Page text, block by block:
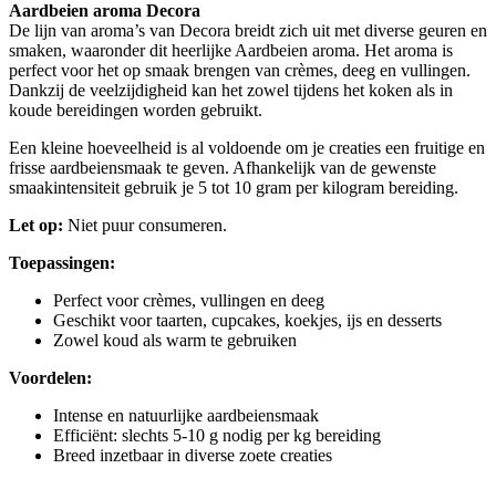
Aardbeien aroma Decora
De lijn van aroma’s van Decora breidt zich uit met diverse geuren en
smaken, waaronder dit heerlijke Aardbeien aroma. Het aroma is
perfect voor het op smaak brengen van crèmes, deeg en vullingen.
Dankzij de veelzijdigheid kan het zowel tijdens het koken als in
koude bereidingen worden gebruikt.
Een kleine hoeveelheid is al voldoende om je creaties een fruitige en
frisse aardbeiensmaak te geven. Afhankelijk van de gewenste
smaakintensiteit gebruik je 5 tot 10 gram per kilogram bereiding.
Let op: Niet puur consumeren.
Toepassingen:
Perfect voor crèmes, vullingen en deeg
Geschikt voor taarten, cupcakes, koekjes, ijs en desserts
Zowel koud als warm te gebruiken
Voordelen:
Intense en natuurlijke aardbeiensmaak
Efficiënt: slechts 5-10 g nodig per kg bereiding
Breed inzetbaar in diverse zoete creaties